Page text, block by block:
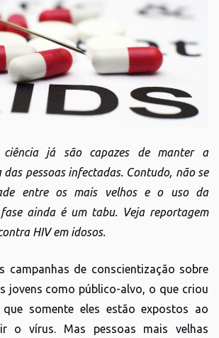
já são capazes de manter a
pessoas infectadas. Contudo, não se
entre os mais velhos e o uso da
ainda é um tabu. Veja reportagem
HIV em idosos.
campanhas de conscientização sobre
jovens como público-alvo, o que criou
somente eles estão expostos ao
o vírus. Mas pessoas mais velhas